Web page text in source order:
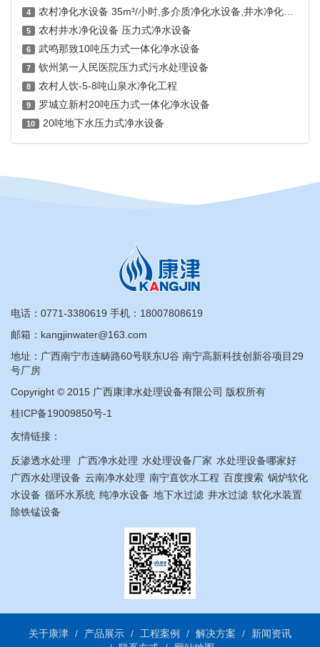
4 农村净化水设备 35m³/小时,多介质净化水设备,井水净化器 压力式净水设备
5 农村井水净化设备 压力式净水设备
6 武鸣那致10吨压力式一体化净水设备
7 钦州第一人民医院压力式污水处理设备
8 农村人饮-5-8吨山泉水净化工程
9 罗城立新村20吨压力式一体化净水设备
10 20吨地下水压力式净水设备
电话： 0771-3380619 手机： 18007808619
邮箱：kangjinwater@163.com
地址：广西南宁市连畴路60号联东U谷 南宁高新科技创新谷项目29
号厂房
Copyright © 2015 广西康津水处理设备有限公司 版权所有
桂ICP备19009850号-1
友情链接：
反渗透水处理 广西净水处理 水处理设备厂家 水处理设备哪家好
广西水处理设备 云南净水处理 南宁直饮水工程 百度搜索 锅炉软化
水设备 循环水系统 纯净水设备 地下水过滤 井水过滤 软化水装置
除铁锰设备
关于康津 产品展示 工程案例 解决方案
新闻资讯